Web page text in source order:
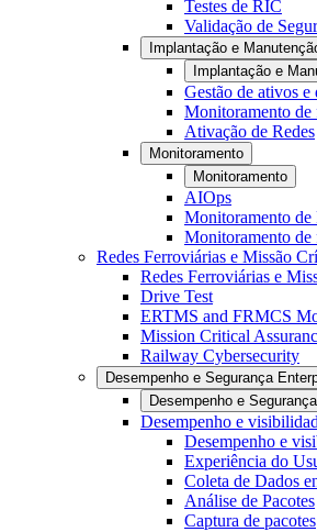
Testes de RIC
Validação de
Implantação e
Implantação e
Gestão de ativos e
Monitoramento de
Ativação de Redes
Monitoramento
Monitoramento
AIOps
Monitoramento de
Monitoramento de
Redes Ferroviárias e Missão
Redes Ferroviárias e
Drive Test
ERTMS and FRMCS
Mission Critical
Railway Cybersecurity
Desempenho e Segurança
Desempenho e
Desempenho e
Desempenho e
Experiência do
Coleta de Dados
Análise de Pacotes
Captura de pacotes